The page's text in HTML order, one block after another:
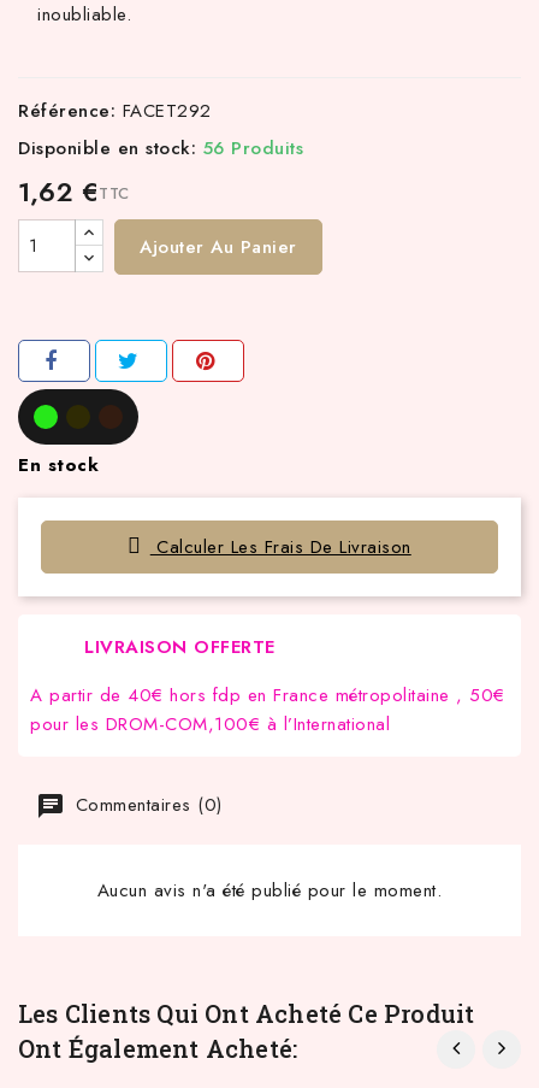
inoubliable.
Référence: FACET292
Disponible en stock: 56 Produits
1,62 €TTC
Ajouter Au Panier
En stock
Calculer Les Frais De Livraison
LIVRAISON OFFERTE
A partir de 40€ hors fdp en France métropolitaine , 50€
pour les DROM-COM,100€ à l’International
Commentaires (0)
Aucun avis n'a été publié pour le moment.
Les Clients Qui Ont Acheté Ce Produit
Ont Également Acheté: